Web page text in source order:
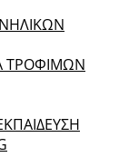
ΤΡΟΦΙΜΩΝ